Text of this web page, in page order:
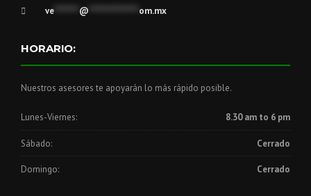
ve
@ om.mx
HORARIO:
Nuestros asesores te apoyarán lo más rápido posible.
Lunes-Viernes: 8.30 am to 6 pm
Sábado: Cerrado
Domingo: Cerrado